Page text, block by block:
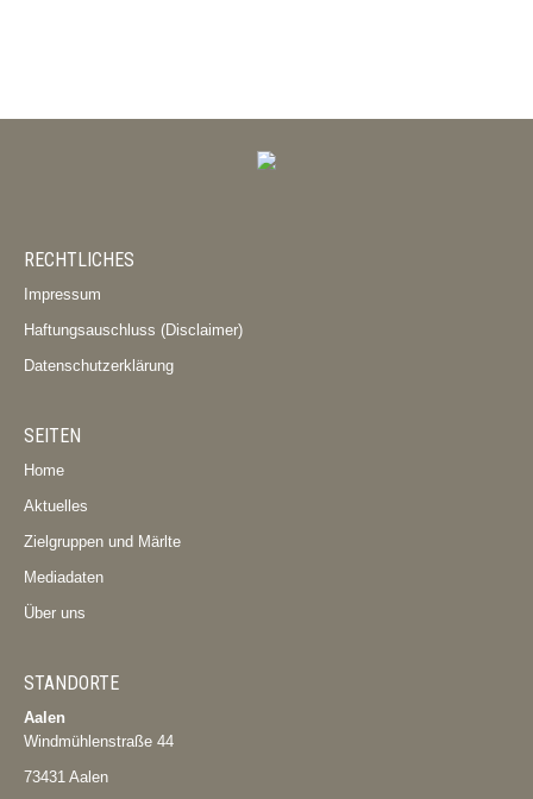
RECHTLICHES
Impressum
Haftungsauschluss (Disclaimer)
Datenschutzerklärung
SEITEN
Home
Aktuelles
Zielgruppen und Märlte
Mediadaten
Über uns
STANDORTE
Aalen
Windmühlenstraße 44
73431 Aalen